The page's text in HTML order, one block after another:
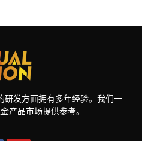
发方面拥有多年经验。我们一
产品市场提供参考。